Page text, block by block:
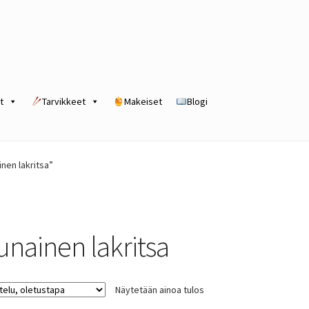
Tarvikkeet Makeiset Blogi
lakritsa”
lakritsa
Näytetään ainoa tulos